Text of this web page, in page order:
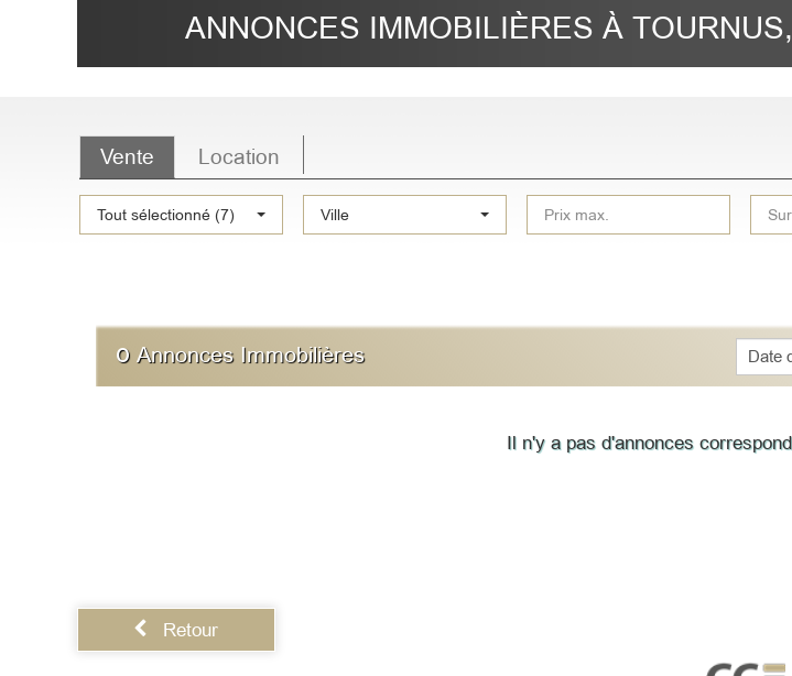
ANNONCES IMMOBILIÈRES À
Vente Location
TypeTout sélectionné (7) Ville
0 Annonces Immobilières
Il n'y a pas d'annonces
Retour